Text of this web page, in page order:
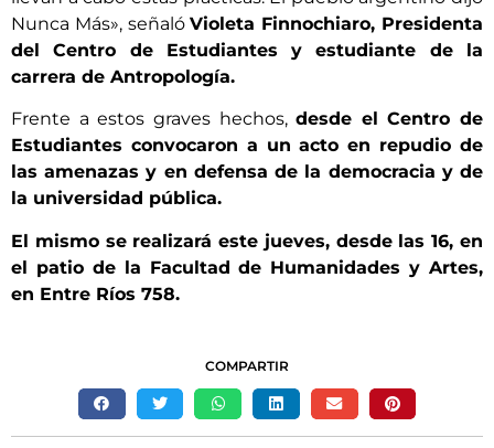
Nunca Más», señalóVioleta Finnochiaro, Presidenta
del Centro de Estudiantes y estudiante de la
carrera de Antropología.
Frente a estos graves hechos,desde el Centro de
Estudiantes convocaron a un acto en repudio de
las amenazas y en defensa de la democracia y de
la universidad pública.
El mismo se realizará este jueves, desde las 16, en
el patio de la Facultad de Humanidades y Artes,
en Entre Ríos 758.
COMPARTIR